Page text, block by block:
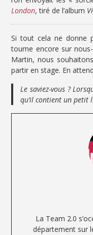
London, tiré de l’album
Si tout cela ne donne
tourne encore sur
Martin, nous
partir en stage. En
Le saviez-vous ?
qu’il contient un petit
La Team 2.0
département sur